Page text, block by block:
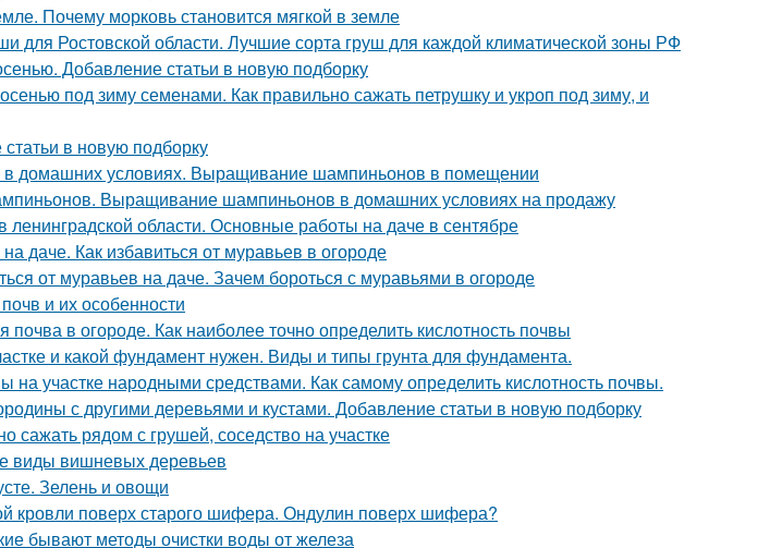
Почему морковь становится мягкой в земле
для Ростовской области. Лучшие сорта груш для каждой климатической зоны РФ
Добавление статьи в новую подборку
под зиму семенами. Как правильно сажать петрушку и укроп под зиму, и
в новую подборку
в домашних условиях. Выращивание шампиньонов в помещении
Выращивание шампиньонов в домашних условиях на продажу
ленинградской области. Основные работы на даче в сентябре
даче. Как избавиться от муравьев в огороде
от муравьев на даче. Зачем бороться с муравьями в огороде
и их особенности
почва в огороде. Как наиболее точно определить кислотность почвы
и какой фундамент нужен. Виды и типы грунта для фундамента.
на участке народными средствами. Как самому определить кислотность почвы.
с другими деревьями и кустами. Добавление статьи в новую подборку
сажать рядом с грушей, соседство на участке
виды вишневых деревьев
Зелень и овощи
кровли поверх старого шифера. Ондулин поверх шифера?
бывают методы очистки воды от железа